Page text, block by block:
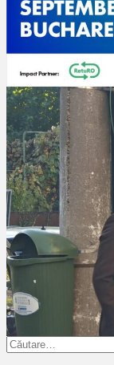
Caută
după: